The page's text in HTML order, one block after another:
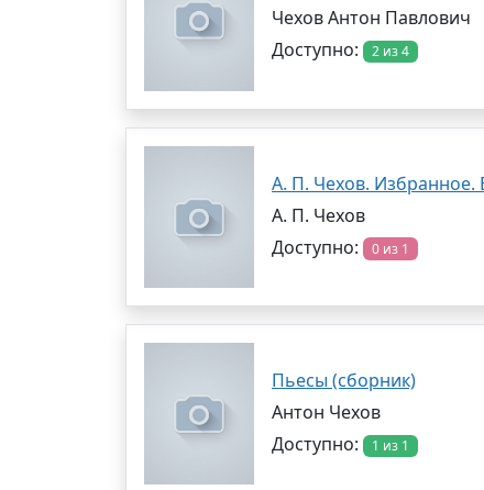
Чехов Антон Павлович
Доступно:
2 из 4
А. П. Чехов. Избранное.
А. П. Чехов
Доступно:
0 из 1
Пьесы (сборник)
Антон Чехов
Доступно:
1 из 1